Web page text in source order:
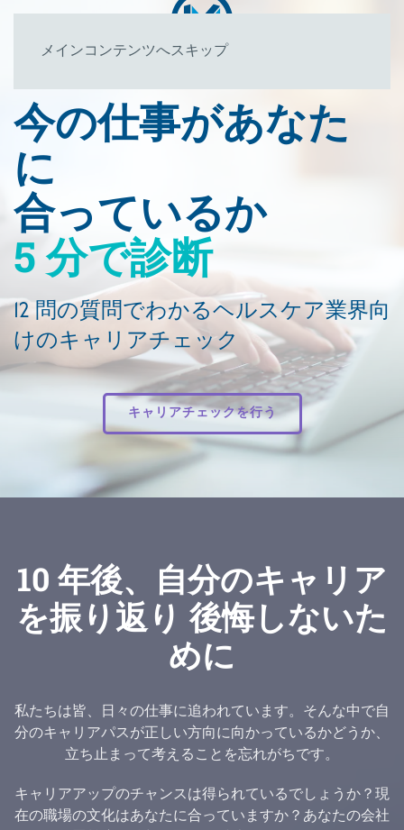
メインコンテンツへスキップ
今の仕事があなた
に
合っているか
5 分で診断
12 問の質問でわかるヘルスケア業界向
けのキャリアチェック
キャリアチェックを行う
10 年後、自分のキャリア
を振り返り 後悔しないた
めに
私たちは皆、日々の仕事に追われています。そんな中で自
分のキャリアパスが正しい方向に向かっているかどうか、
立ち止まって考えることを忘れがちです。
キャリアアップのチャンスは得られているでしょうか？現
在の職場の文化はあなたに合っていますか？あなたの会社